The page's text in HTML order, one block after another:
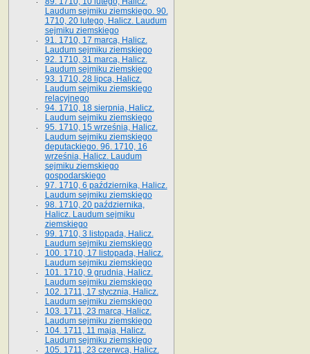
Laudum sejmiku ziemskiego. 90.
1710, 20 lutego, Halicz. Laudum
sejmiku ziemskiego
91. 1710, 17 marca, Halicz.
Laudum sejmiku ziemskiego
92. 1710, 31 marca, Halicz.
Laudum sejmiku ziemskiego
93. 1710, 28 lipca, Halicz.
Laudum sejmiku ziemskiego
relacyjnego
94. 1710, 18 sierpnia, Halicz.
Laudum sejmiku ziemskiego
95. 1710, 15 września, Halicz.
Laudum sejmiku ziemskiego
deputackiego. 96. 1710, 16
września, Halicz. Laudum
sejmiku ziemskiego
gospodarskiego
97. 1710, 6 października, Halicz.
Laudum sejmiku ziemskiego
98. 1710, 20 października,
Halicz. Laudum sejmiku
ziemskiego
99. 1710, 3 listopada, Halicz.
Laudum sejmiku ziemskiego
100. 1710, 17 listopada, Halicz.
Laudum sejmiku ziemskiego
101. 1710, 9 grudnia, Halicz.
Laudum sejmiku ziemskiego
102. 1711, 17 stycznia, Halicz.
Laudum sejmiku ziemskiego
103. 1711, 23 marca, Halicz.
Laudum sejmiku ziemskiego
104. 1711, 11 maja, Halicz.
Laudum sejmiku ziemskiego
105. 1711, 23 czerwca, Halicz.